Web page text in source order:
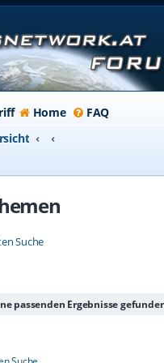
Home
FAQ
Suche
passenden Ergebnisse